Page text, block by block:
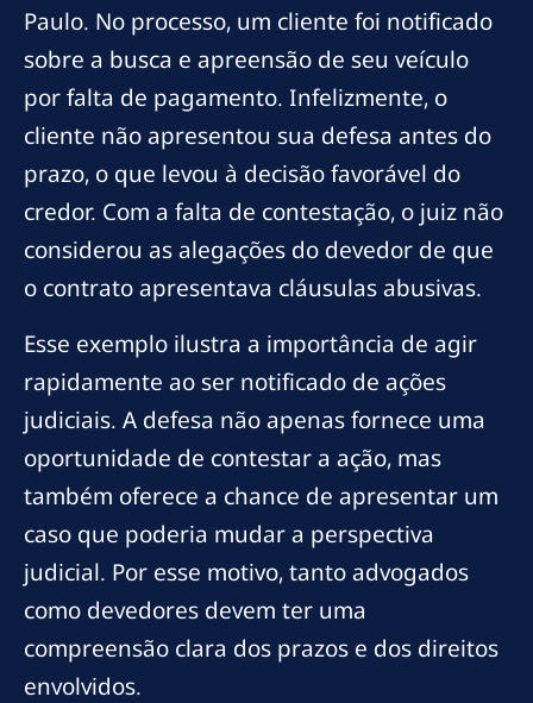
Paulo. No processo, um cliente foi notificado
sobre a busca e apreensão de seu veículo
por falta de pagamento. Infelizmente, o
cliente não apresentou sua defesa antes do
prazo, o que levou à decisão favorável do
credor. Com a falta de contestação, o juiz não
considerou as alegações do devedor de que
o contrato apresentava cláusulas abusivas.
Esse exemplo ilustra a importância de agir
rapidamente ao ser notificado de ações
judiciais. A defesa não apenas fornece uma
oportunidade de contestar a ação, mas
também oferece a chance de apresentar um
caso que poderia mudar a perspectiva
judicial. Por esse motivo, tanto advogados
como devedores devem ter uma
compreensão clara dos prazos e dos direitos
envolvidos.